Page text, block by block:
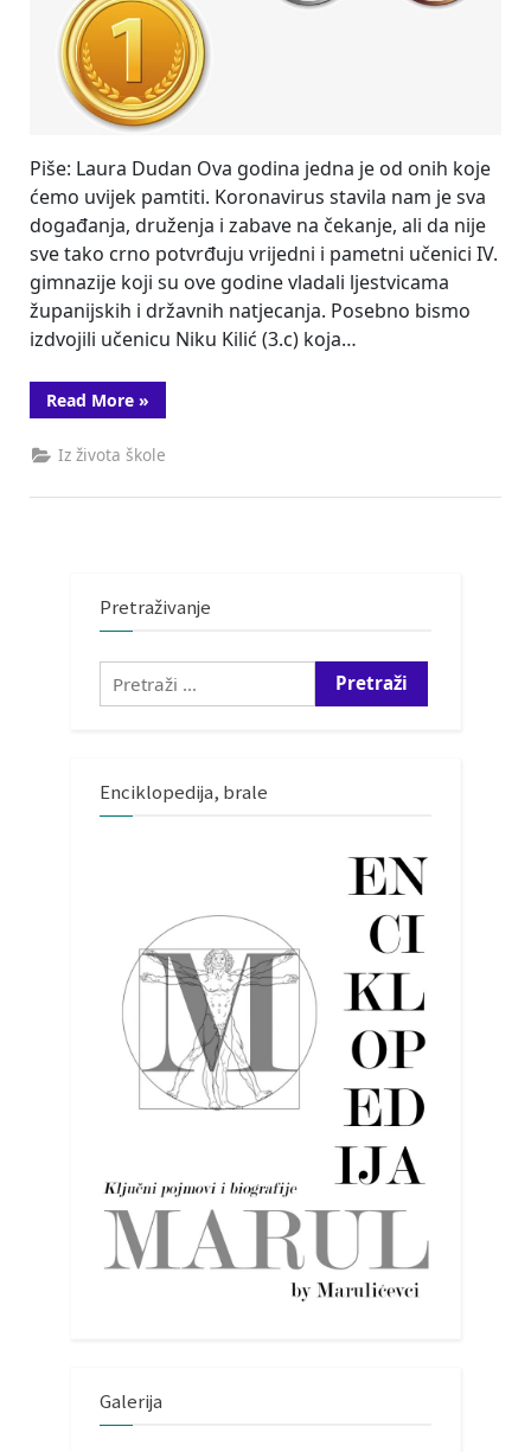
Piše: Laura Dudan Ova godina jedna je od onih koje
ćemo uvijek pamtiti. Koronavirus stavila nam je sva
događanja, druženja i zabave na čekanje, ali da nije
sve tako crno potvrđuju vrijedni i pametni učenici IV.
gimnazije koji su ove godine vladali ljestvicama
županijskih i državnih natjecanja. Posebno bismo
izdvojili učenicu Niku Kilić (3.c) koja…
Read More“Marulićevci
“rasturili”
»
Iz života škole
Pretraživanje
Pretraži:
Enciklopedija, brale
Galerija